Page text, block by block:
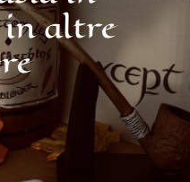
in altre